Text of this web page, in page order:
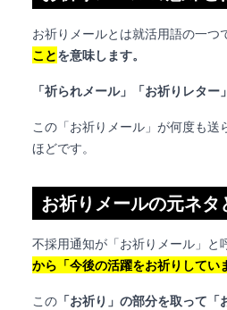
お祈りメールとは就活用語の一つ
ことを意味します。
「祈られメール」「お祈りレター」
この「お祈りメール」が何度も
ほどです。
お祈りメールの元ネタ
不採用通知が「お祈りメール」と
から「今後の活躍をお祈りしてい
この 「お祈り」の部分を取って